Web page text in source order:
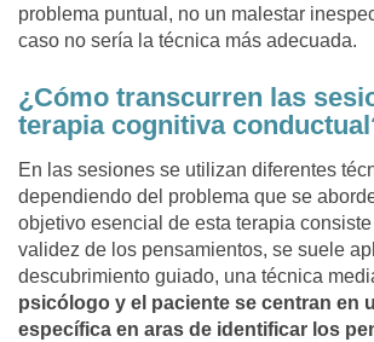
problema puntual, no un malestar
caso no sería la técnica más adecuada.
¿Cómo transcurren las
terapia cognitiva
En las sesiones se utilizan diferentes
dependiendo del problema que se
objetivo esencial de esta terapia
validez de los pensamientos, se suele
descubrimiento guiado, una técnica
psicólogo y el paciente se centran en
específica en aras de identificar los